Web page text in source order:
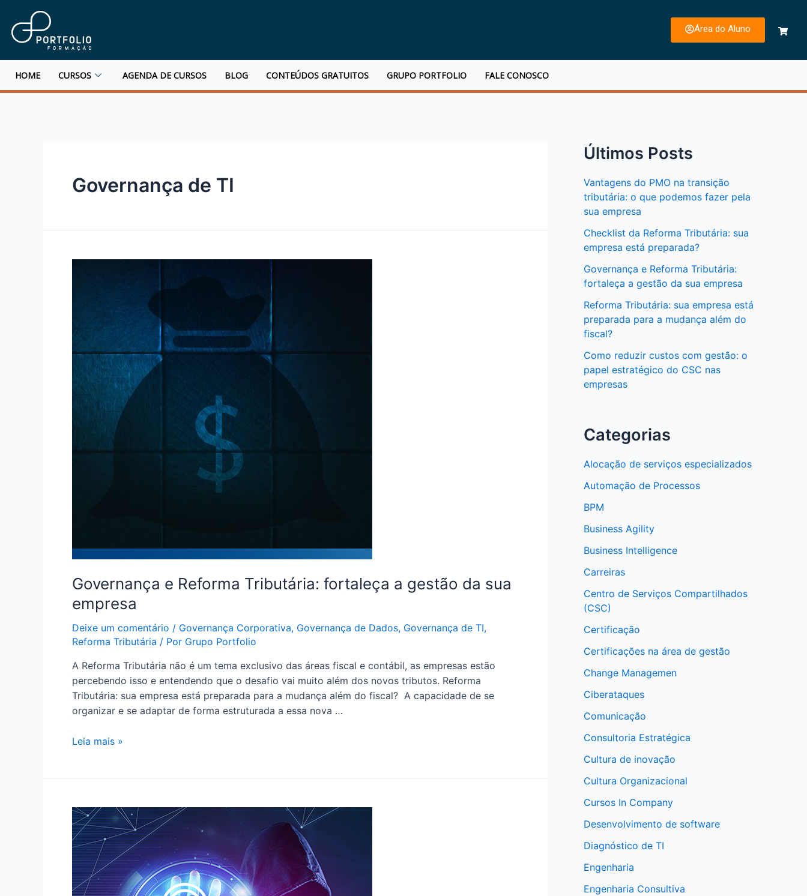
Área do Aluno
HOME CURSOS AGENDA DE CURSOS BLOG CONTEÚDOS GRATUITOS GRUPO PORTFOLIO FALE CONOSCO
Governança de TI
Governança e Reforma Tributária: fortaleça a gestão da sua
empresa
Deixe um comentário / Governança Corporativa, Governança de Dados, Governança de TI,
Reforma Tributária / Por Grupo Portfolio
A Reforma Tributária não é um tema exclusivo das áreas fiscal e contábil, as empresas estão
percebendo isso e entendendo que o desafio vai muito além dos novos tributos. Reforma
Tributária: sua empresa está preparada para a mudança além do fiscal? A capacidade de se
organizar e se adaptar de forma estruturada a essa nova …
Leia mais »
Últimos Posts
Vantagens do PMO na transição
tributária: o que podemos fazer pela
sua empresa
Checklist da Reforma Tributária: sua
empresa está preparada?
Governança e Reforma Tributária:
fortaleça a gestão da sua empresa
Reforma Tributária: sua empresa está
preparada para a mudança além do
fiscal?
Como reduzir custos com gestão: o
papel estratégico do CSC nas
empresas
Categorias
Alocação de serviços especializados
Automação de Processos
BPM
Business Agility
Business Intelligence
Carreiras
Centro de Serviços Compartilhados
(CSC)
Certificação
Certificações na área de gestão
Change Managemen
Ciberataques
Comunicação
Consultoria Estratégica
Cultura de inovação
Cultura Organizacional
Cursos In Company
Desenvolvimento de software
Diagnóstico de TI
Engenharia
Engenharia Consultiva